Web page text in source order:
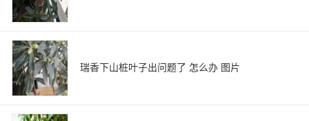
瑞香下山桩叶子出问题了 怎么办 图片